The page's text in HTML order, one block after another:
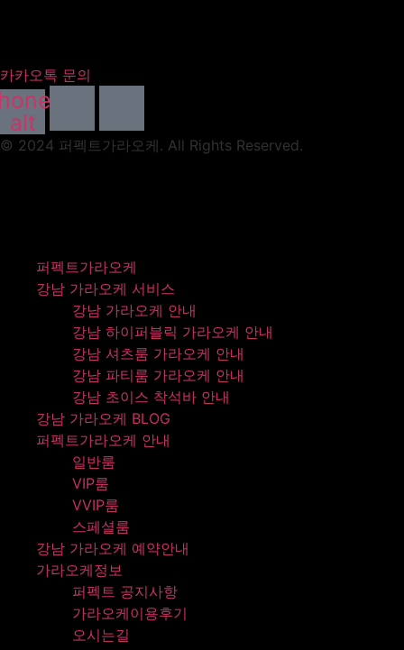
카카오톡 문의
alt
© 2024 퍼펙트가라오케. All Rights Reserved.
퍼펙트가라오케
강남 가라오케 서비스
강남 가라오케 안내
강남 하이퍼블릭 가라오케 안내
강남 셔츠룸 가라오케 안내
강남 파티룸 가라오케 안내
강남 초이스 착석바 안내
강남 가라오케 BLOG
퍼펙트가라오케 안내
일반룸
VIP룸
VVIP룸
스페셜룸
강남 가라오케 예약안내
가라오케정보
퍼펙트 공지사항
가라오케이용후기
오시는길